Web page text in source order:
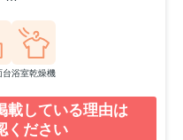
台浴室乾燥機
載している理由は
ください